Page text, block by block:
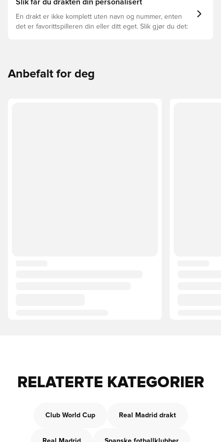
Slik får du drakten din personalisert
En drakt er ikke komplett uten navn og nummer, enten
det er favorittspilleren din eller ditt eget. Slik gjør du det:
Anbefalt for deg
RELATERTE KATEGORIER
Club World Cup Real Madrid drakt